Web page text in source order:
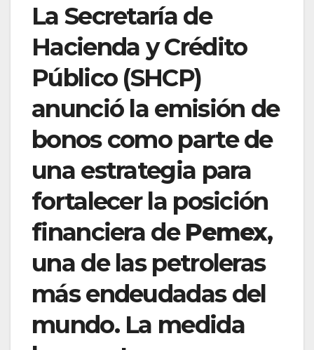
La Secretaría de
Hacienda y Crédito
Público (SHCP)
anunció la emisión de
bonos como parte de
una estrategia para
fortalecer la posición
financiera dePemex,
una de las petroleras
más endeudadas del
mundo. La medida